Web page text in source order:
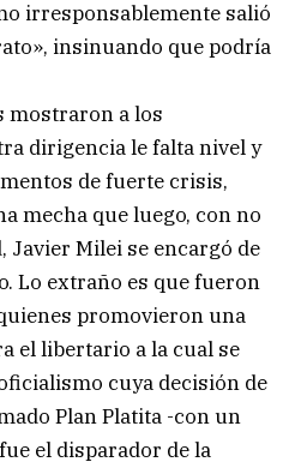
irresponsablemente salió
insinuando que podría
mostraron a los
dirigencia le falta nivel y
de fuerte crisis,
mecha que luego, con no
Milei se encargó de
Lo extraño es que fueron
promovieron una
el libertario a la cual se
cuya decisión de
Plan Platita -con un
el disparador de la